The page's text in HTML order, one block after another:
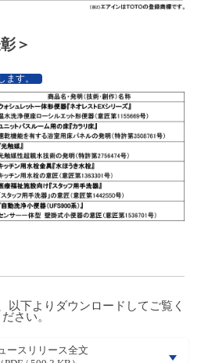
＞
す。
以下よりダウンロードしてご覧く
ださい。
ースリリース全文